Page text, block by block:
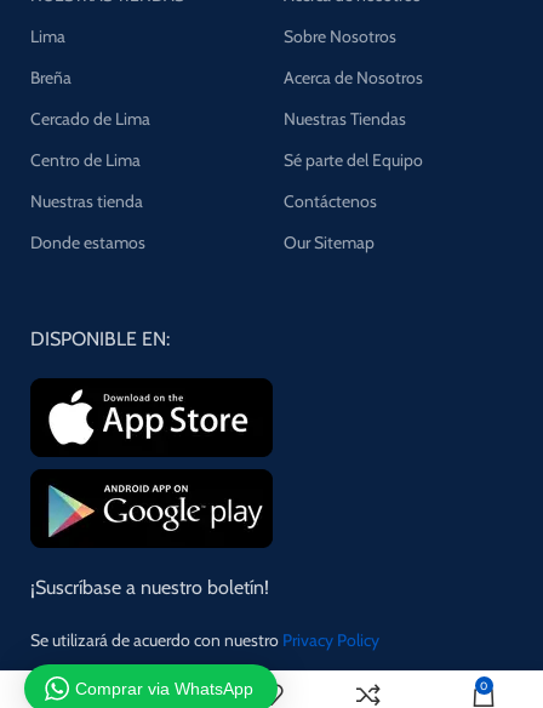
Lima
Breña
Cercado de Lima
Centro de Lima
Nuestras tienda
Donde estamos
Sobre Nosotros
Acerca de Nosotros
Nuestras Tiendas
Sé parte del Equipo
Contáctenos
Our Sitemap
DISPONIBLE EN:
¡Suscríbase a nuestro boletín!
Se utilizará de acuerdo con nuestro Privacy Policy
0
Comprar via WhatsApp